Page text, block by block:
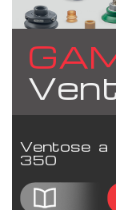
Ventose
350